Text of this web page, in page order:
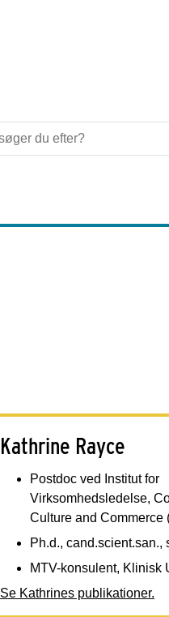
Kathrine Rayce
Postdoc ved Institut for
Virksomhedsledelse,
Culture and Commerce
Ph.d., cand.scient.san.,
MTV-konsulent, Klinisk
Se Kathrines publikationer.